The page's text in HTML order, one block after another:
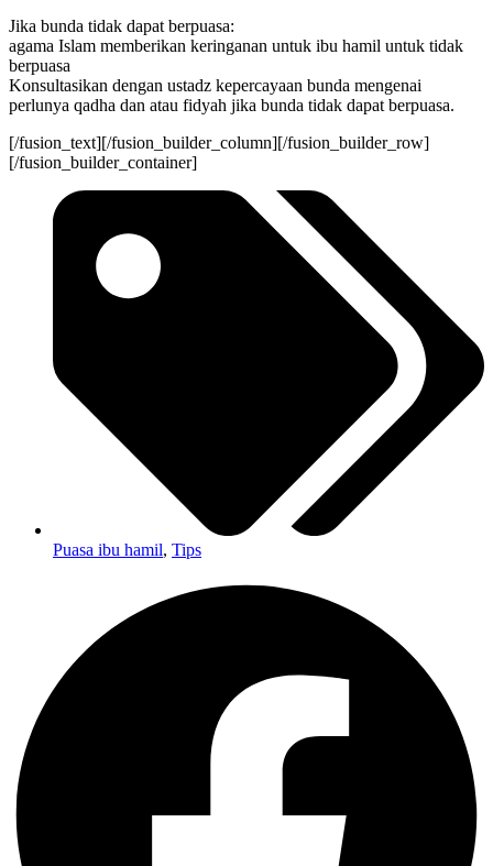
Jika bunda tidak dapat berpuasa:
agama Islam memberikan keringanan untuk ibu hamil untuk tidak
berpuasa
Konsultasikan dengan ustadz kepercayaan bunda mengenai
perlunya qadha dan atau fidyah jika bunda tidak dapat berpuasa.
[/fusion_text][/fusion_builder_column][/fusion_builder_row]
[/fusion_builder_container]
Puasa ibu hamil, Tips